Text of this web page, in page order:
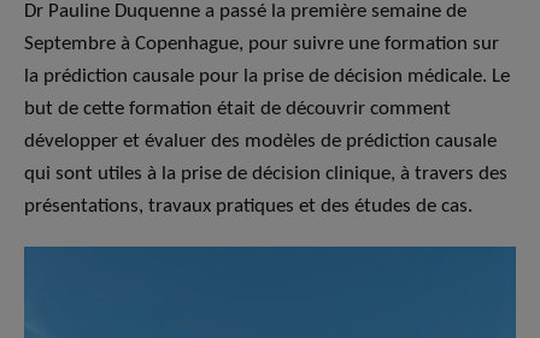
Dr Pauline Duquenne a passé la première semaine de
Septembre à Copenhague, pour suivre une formation sur
la prédiction causale pour la prise de décision médicale. Le
but de cette formation était de découvrir comment
développer et évaluer des modèles de prédiction causale
qui sont utiles à la prise de décision clinique, à travers des
présentations, travaux pratiques et des études de cas.